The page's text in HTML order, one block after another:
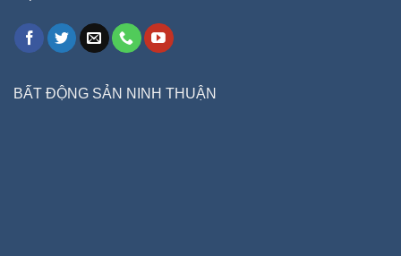
BẤT ĐỘNG SẢN NINH THUẬN